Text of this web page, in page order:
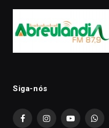
Siga-nós
FacebookInstagramYouTube